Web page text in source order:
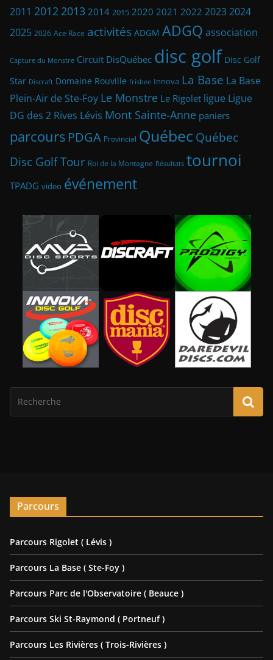
2011 2012 2013 2014 2015 2020 2021 2022 20232024
2025 2026 Ace Race activités ADGM ADGQ association
Capture du Monstre Circuit DisQuébec disc golf Disc Golf
Star Discraft Domaine Rouville frisbee Innova La Base La Base
Plein-Air de Ste-Foy Le Monstre Le Rigolet ligue Ligue
DG des 2 Rives Lévis Mont Sainte-Anne paniers
parcours PDGA Provincial Québec Québec
Disc Golf Tour Roi de la Montagne Résultats tournoi
TPADG video événement
Parcours
Parcours Rigolet ( Lévis )
Parcours La Base ( Ste-Foy )
Parcours Parc de l'Observatoire ( Beauce )
Parcours Ski St-Raymond ( Portneuf )
Parcours Les Rivières ( Trois-Rivières )